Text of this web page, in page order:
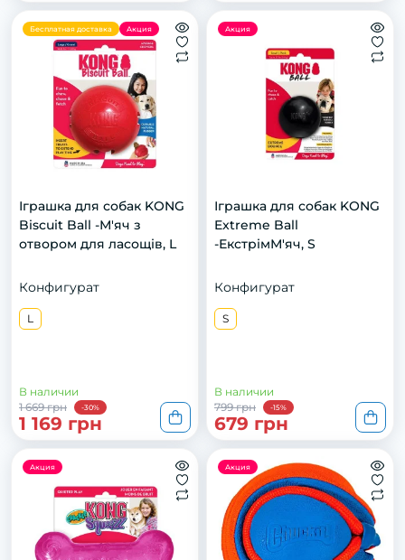
Бесплатная доставка Акция
Іграшка для собак KONG
Biscuit Ball -М'яч з
отвором для ласощів, L
Конфигурат
L
В наличии
1 669 грн
-30%
1 169 грн
Акция
Іграшка для собак KONG
Extreme Ball
-ЕкстрімМ'яч, S
Конфигурат
S
В наличии
799 грн
-15%
679 грн
Акция Акция